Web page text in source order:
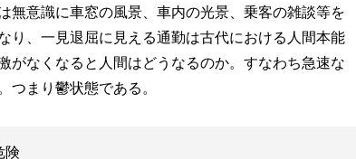
意識に車窓の風景、車内の光景、乗客の雑談等を
り、一見退屈に見える通勤は古代における人間本能
がなくなると人間はどうなるのか。すなわち急速な
つまり鬱状態である。
険